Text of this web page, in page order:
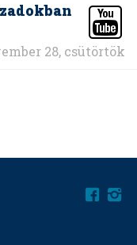
28, csütörtök